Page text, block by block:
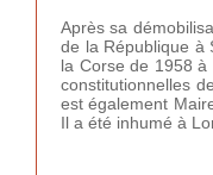
Après sa
de la République à
la Corse de 1958
constitutionnelles
est également
Il a été inhumé à